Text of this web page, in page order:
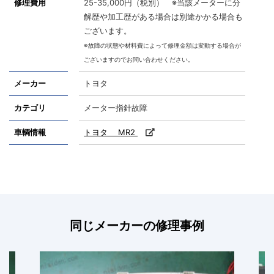
修理費用
25-35,000円（税別） ※当該メーターに分
解歴や加工歴がある場合は別途かかる場合も
ございます。
※故障の状態や材料費によって修理金額は変動する場合が
ございますのでお問い合わせください。
メーカー トヨタ
カテゴリ メーター指針故障
車輌情報 トヨタ MR2
同じメーカーの修理事例